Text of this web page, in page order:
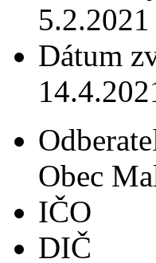
5.2.2021
Dátum
Obec
IČO
DIČ